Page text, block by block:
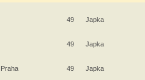
49 Japka
49 Japka
Praha 49 Japka